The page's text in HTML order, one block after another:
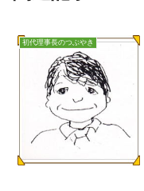
初代理事長のつぶやき